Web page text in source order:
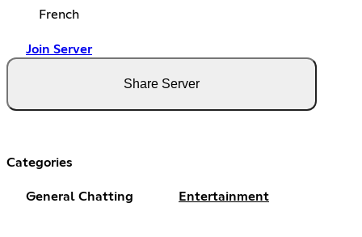
French
Join Server
Share Server
Categories
General Chatting Entertainment